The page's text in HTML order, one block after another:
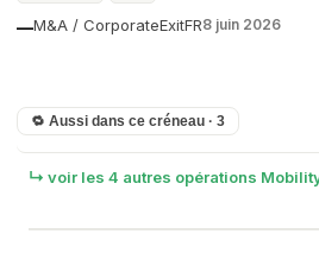
M&A / Corporate
— ExitFR8 juin 2026
🔁 Aussi dans ce créneau · 3
↳ voir les 4 autres opérations